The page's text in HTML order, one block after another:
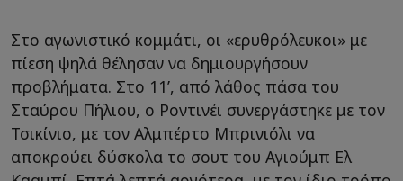
Στο αγωνιστικό κομμάτι, οι «ερυθρόλευκοι» με
πίεση ψηλά θέλησαν να δημιουργήσουν
προβλήματα. Στο 11’, από λάθος πάσα του
Σταύρου Πήλιου, ο Ροντινέι συνεργάστηκε με τον
Τσικίνιο, με τον Αλμπέρτο Μπρινιόλι να
αποκρούει δύσκολα το σουτ του Αγιούμπ Ελ